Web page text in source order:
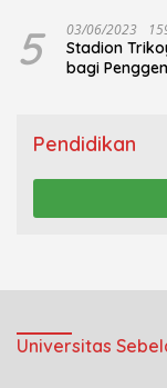
5 03/06/2023
Stadion
bagi
Pendidikan
Universitas